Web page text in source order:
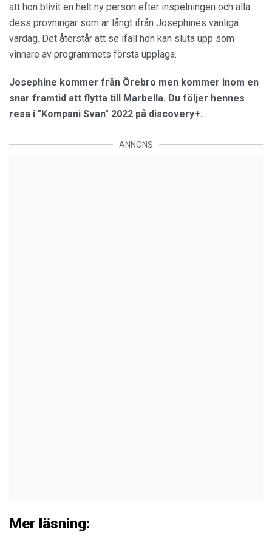
att hon blivit en helt ny person efter inspelningen och alla
dess prövningar som är långt ifrån Josephines vanliga
vardag. Det återstår att se ifall hon kan sluta upp som
vinnare av programmets första upplaga.
Josephine kommer från Örebro men kommer inom en
snar framtid att flytta till Marbella. Du följer hennes
resa i "Kompani Svan" 2022 på discovery+.
ANNONS
Mer läsning: